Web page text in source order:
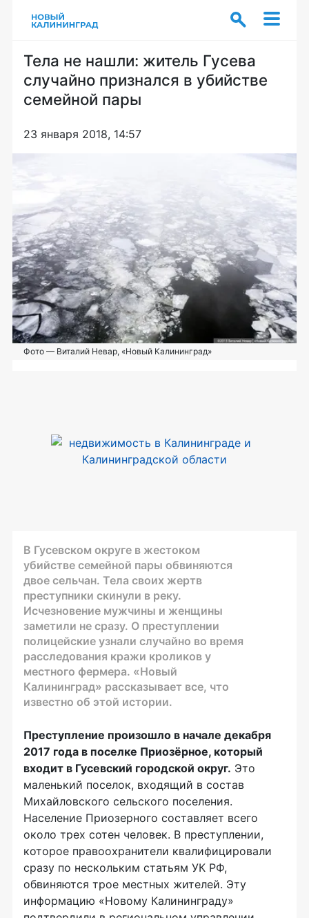
Тела не нашли: житель Гусева
случайно признался в убийстве
семейной пары
23 января 2018, 14:57
Фото — Виталий Невар, «Новый Калининград»
В Гусевском округе в жестоком
убийстве семейной пары обвиняются
двое сельчан. Тела своих жертв
преступники скинули в реку.
Исчезновение мужчины и женщины
заметили не сразу. О преступлении
полицейские узнали случайно во время
расследования кражи кроликов у
местного фермера. «Новый
Калининград» рассказывает все, что
известно об этой истории.
Преступление произошло в начале декабря
2017 года в поселке Приозёрное, который
входит в Гусевский городской округ. Это
маленький поселок, входящий в состав
Михайловского сельского поселения.
Население Приозерного составляет всего
около трех сотен человек. В преступлении,
которое правоохранители квалифицировали
сразу по нескольким статьям УК РФ,
обвиняются трое местных жителей. Эту
информацию «Новому Калининграду»